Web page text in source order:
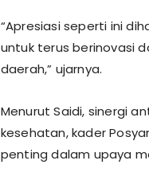
“Apresiasi seperti ini
untuk terus berinovasi
daerah,” ujarnya.
Menurut Saidi, sinergi
kesehatan, kader
penting dalam upaya